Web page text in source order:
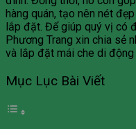
hàng quán, tạo nên nét
lắp đặt. Để giúp quý vị có
Phương Trang xin chia sẻ
và lắp đặt mái che di
Mục Lục Bài Viết